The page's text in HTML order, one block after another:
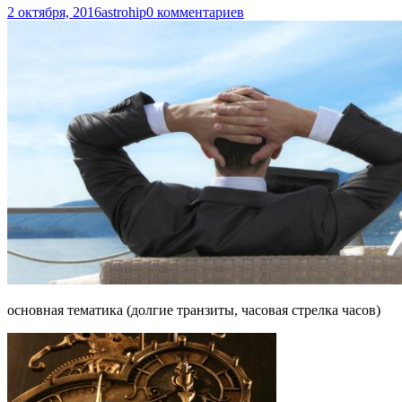
2 октября, 2016astrohip0 комментариев
основная тематика (долгие транзиты, часовая стрелка часов)